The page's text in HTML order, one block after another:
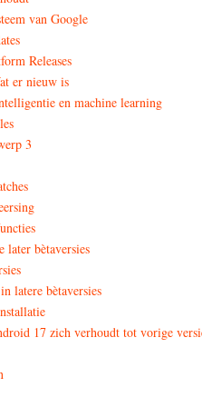
van Google
Releases
er nieuw is
en machine learning
3
later bètaversies
latere bètaversies
17 zich verhoudt tot vorige